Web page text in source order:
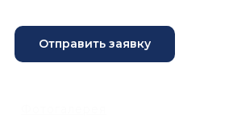
Отправить заявку